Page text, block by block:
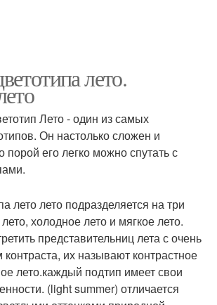
лето.
Лето - один из самых
Он настолько сложен и
порой его легко можно спутать с
лето лето подразделяется на три
холодное лето и мягкое лето.
представительниц лета с очень
их называют контрастное
лето.каждый подтип имеет свои
(light summer) отличается